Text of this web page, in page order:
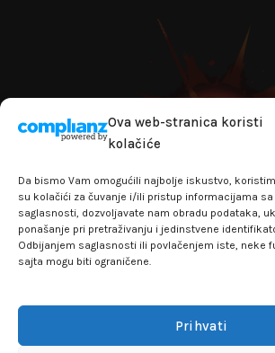
Ova web-stranica koristi
kolačiće
Da bismo Vam omogućili najbolje iskustvo,
su kolačići za čuvanje i/ili pristup informacijama sa
saglasnosti, dozvoljavate nam obradu podataka,
ponašanje pri pretraživanju i jedinstvene
Odbijanjem saglasnosti ili povlačenjem iste, neke
sajta mogu biti ograničene.
Prihvati
Adresa: Paunova 24 - TC